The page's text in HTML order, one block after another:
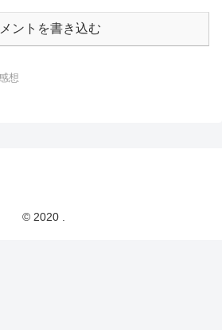
ントを書き込む
想
© 2020 .